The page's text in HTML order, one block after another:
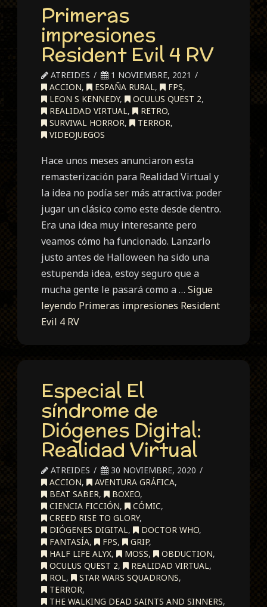
Primeras
impresiones
Resident Evil 4 RV
ATREIDES
1 NOVIEMBRE, 2021
ACCION, ESPAÑA RURAL, FPS,
LEON S KENNEDY, OCULUS QUEST 2,
REALIDAD VIRTUAL, RETRO,
SURVIVAL HORROR, TERROR,
VIDEOJUEGOS
Hace unos meses anunciaron esta
remasterización para Realidad Virtual y
la idea no podía ser más atractiva: poder
jugar un clásico como este desde dentro.
Era una idea muy interesante pero
veamos cómo ha funcionado. Lanzarlo
justo antes de Halloween ha sido una
estupenda idea, estoy seguro que a
mucha gente le pasará como a …Sigue
leyendo Primeras impresiones Resident
Evil 4 RV
Especial El
síndrome de
Diógenes Digital:
Realidad Virtual
ATREIDES
30 NOVIEMBRE, 2020
ACCION, AVENTURA GRÁFICA,
BEAT SABER, BOXEO,
CIENCIA FICCIÓN, CÓMIC,
CREED RISE TO GLORY,
DIÓGENES DIGITAL, DOCTOR WHO,
FANTASÍA, FPS, GRIP,
HALF LIFE ALYX, MOSS, OBDUCTION,
OCULUS QUEST 2, REALIDAD VIRTUAL,
ROL, STAR WARS SQUADRONS,
TERROR,
THE WALKING DEAD SAINTS AND SINNERS,